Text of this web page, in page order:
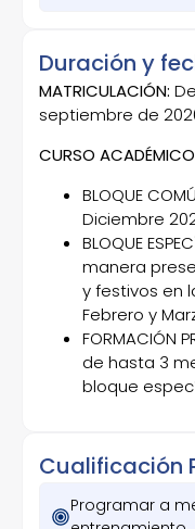
Duración y
MATRICULACIÓN:
septiembre de
CURSO
BLOQUE
Diciembre
BLOQUE
manera
y festivos en
Febrero y
FORMACIÓN
de hasta 3
bloque
Cualificación
Programar a